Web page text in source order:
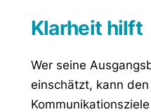
Klarheit hilft
Wer seine
einschätzt, kann